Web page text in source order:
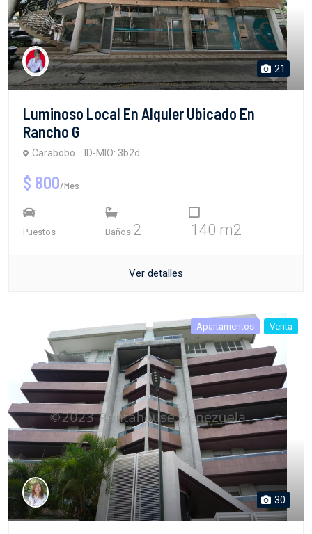
21
Luminoso Local En Alquler Ubicado En
Rancho G
Carabobo ID-MIO: 3b2d
$ 800/Mes
Puestos Baños 2 140 m2
Ver detalles
Apartamentos Venta
30